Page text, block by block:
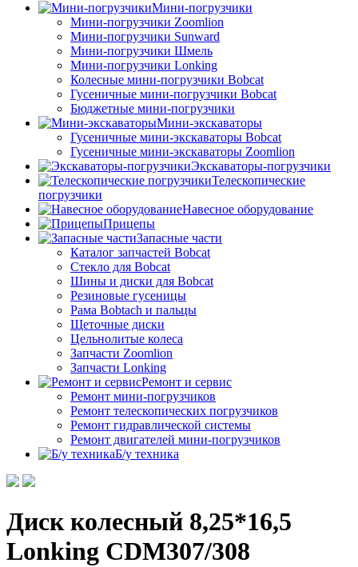
Мини-погрузчики
Мини-погрузчики Zoomlion
Мини-погрузчики Sunward
Мини-погрузчики Шмель
Мини-погрузчики Lonking
Колесные мини-погрузчики Bobcat
Гусеничные мини-погрузчики Bobcat
Бюджетные мини-погрузчики
Мини-экскаваторы
Гусеничные мини-экскаваторы Bobcat
Гусеничные мини-экскаваторы Zoomlion
Экскаваторы-погрузчики
Телескопические
погрузчики
Навесное оборудование
Прицепы
Запасные части
Каталог запчастей Bobcat
Стекло для Bobcat
Шины и диски для Bobcat
Резиновые гусеницы
Рама Bobtach и пальцы
Щеточные диски
Цельнолитые колеса
Запчасти Zoomlion
Запчасти Lonking
Ремонт и сервис
Ремонт мини-погрузчиков
Ремонт телескопических погрузчиков
Ремонт гидравлической системы
Ремонт двигателей мини-погрузчиков
Б/у техника
Диск колесный 8,25*16,5
Lonking CDM307/308